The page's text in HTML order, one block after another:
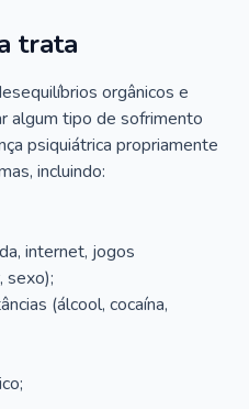
trata
orgânicos e
algum tipo de sofrimento
psiquiátrica propriamente
incluindo:
internet, jogos
sexo);
(álcool, cocaína,